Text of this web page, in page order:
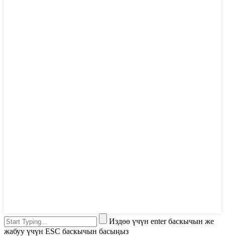
Издөө үчүн enter баскычын же
жабуу үчүн ESC баскычын басыңыз